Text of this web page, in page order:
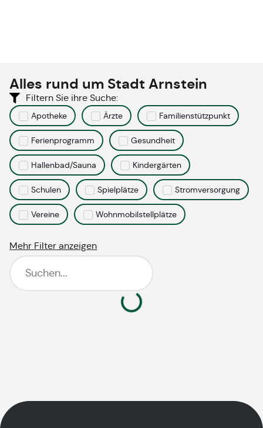
Alles rund um Stadt Arnstein
Filtern Sie ihre Suche:
Apotheke Ärzte Familienstützpunkt
Ferienprogramm Gesundheit
Hallenbad/Sauna Kindergärten
Schulen Spielplätze Stromversorgung
Vereine Wohnmobilstellplätze
Mehr Filter anzeigen